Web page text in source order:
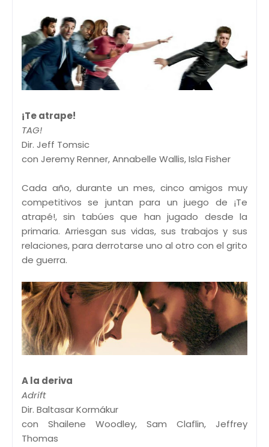
¡Te atrape!
TAG!
Dir. Jeff Tomsic
con Jeremy Renner, Annabelle Wallis, Isla Fisher
Cada año, durante un mes, cinco amigos muy
competitivos se juntan para un juego de ¡Te
atrapé!, sin tabúes que han jugado desde la
primaria. Arriesgan sus vidas, sus trabajos y sus
relaciones, para derrotarse uno al otro con el grito
de guerra.
A la deriva
Adrift
Dir. Baltasar Kormákur
con Shailene Woodley, Sam Claflin, Jeffrey
Thomas